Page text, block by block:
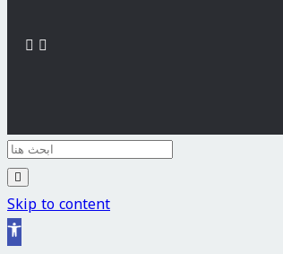
Skip to content
Open